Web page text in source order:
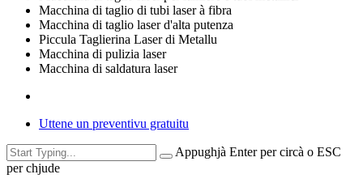
Macchina di taglio di tubi laser à fibra
Macchina di taglio laser d'alta putenza
Piccula Taglierina Laser di Metallu
Macchina di pulizia laser
Macchina di saldatura laser
Uttene un preventivu gratuitu
Appughjà Enter per circà o ESC
per chjude